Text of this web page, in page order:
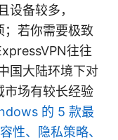
设备较多，
若你需要极致
往往
国大陆环境下对
场有较长经验
的 5 款最
性、隐私策略、